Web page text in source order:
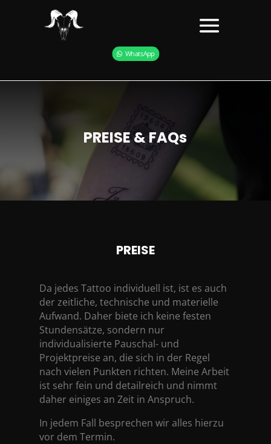
WhatsApp
PREISE & FAQs
PREISE
Da jedes Tattoo individuell ist, ist es auch
der zeitliche, technische und materielle
Aufwand. Daher biete ich keine festen
Stundensätze, sondern nur
individualisierte Pauschal- und
Projektpreise an, die sich in der Regel
nach vielen Punkten richten. Meine Arbeit
ist sehr fein und detailreich und nimmt
daher einiges an Zeit in Anspruch.
In jedem Fall besprechen wir alles hierzu
vor dem Termin.